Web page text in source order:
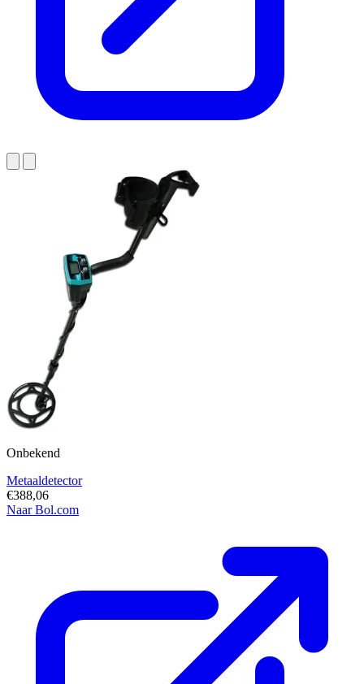
Onbekend
Metaaldetector
€388,06
Naar Bol.com